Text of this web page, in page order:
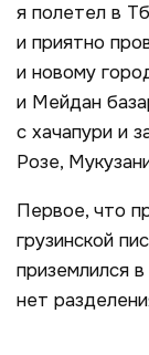
я полетел в
и приятно
и новому
и Мейдан
с хачапури и
Розе,
Первое, что
грузинской
приземлился
нет